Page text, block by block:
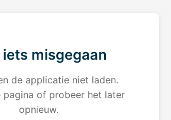
iets misgegaan
de applicatie niet laden.
pagina of probeer het later
opnieuw.